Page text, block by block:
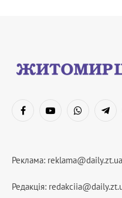
FacebookYouTubeWhatsApp
Реклама: reklama@daily.zt.ua
Редакція: